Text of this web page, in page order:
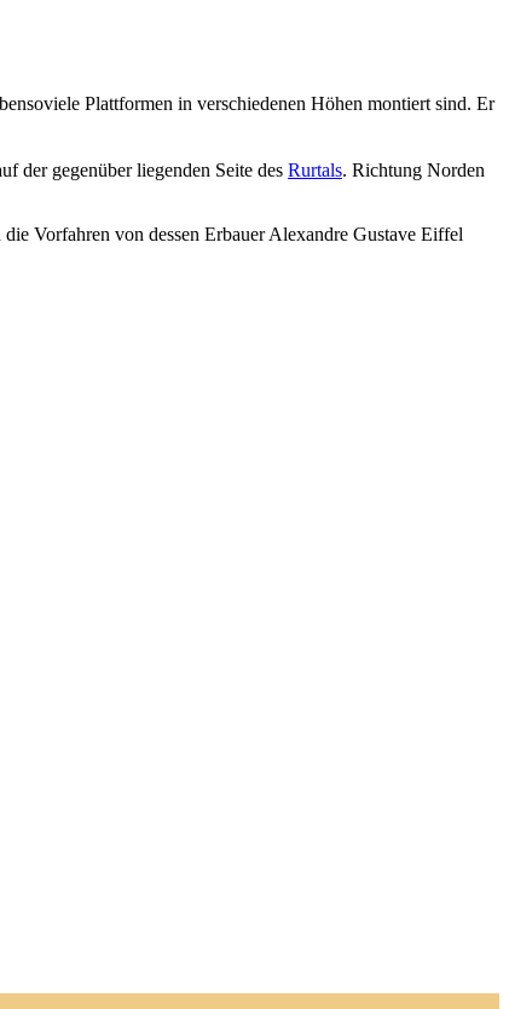
Plattformen in verschiedenen Höhen montiert sind. Er
der gegenüber liegenden Seite des Rurtals. Richtung Norden
Vorfahren von dessen Erbauer Alexandre Gustave Eiffel